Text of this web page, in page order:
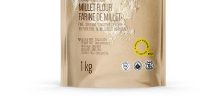
AJOUTER AU PANIER / DÉTAILS